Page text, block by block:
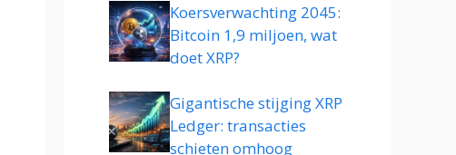
Koersverwachting 2045:
Bitcoin 1,9 miljoen, wat
doet XRP?
Gigantische stijging XRP
Ledger: transacties
schieten omhoog